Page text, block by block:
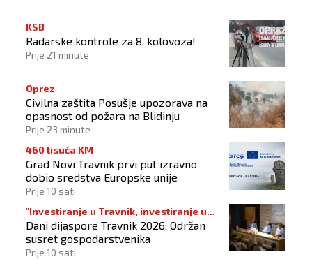
KSB
Radarske kontrole za 8. kolovoza!
Prije 21 minute
Oprez
Civilna zaštita Posušje upozorava na
opasnost od požara na Blidinju
Prije 23 minute
460 tisuća KM
Grad Novi Travnik prvi put izravno
dobio sredstva Europske unije
Prije 10 sati
"Investiranje u Travnik, investiranje u
budućnost"
Dani dijaspore Travnik 2026: Održan
susret gospodarstvenika
Prije 10 sati